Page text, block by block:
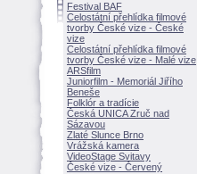
Festival BAF
Celostátní přehlídka filmové
tvorby České vize - České
vize
Celostátní přehlídka filmové
tvorby České vize - Malé vize
ARSfilm
Juniorfilm - Memoriál Jiřího
Beneše
Folklór a tradície
Česká UNICA Zruč nad
Sázavou
Zlaté Slunce Brno
Vrážská kamera
VideoStage Svitavy
České vize - Červený